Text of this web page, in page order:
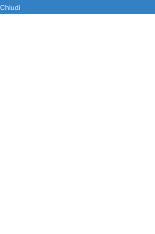
Chiudi